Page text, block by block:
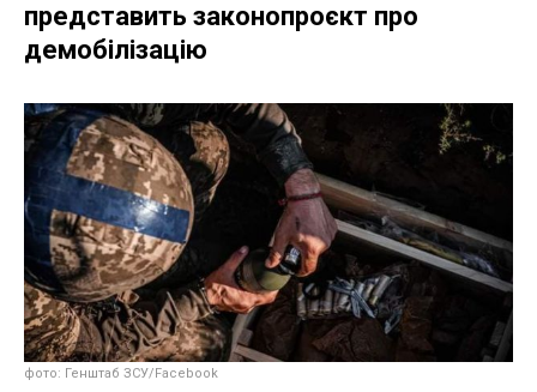
представить законопроєкт про
демобілізацію
фото: Генштаб ЗСУ/Facebook